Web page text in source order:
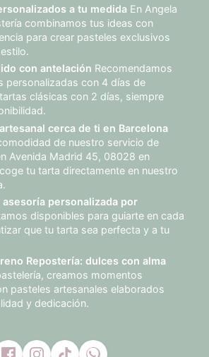
a tu medida En Angela
combinamos tus ideas con
para crear pasteles exclusivos
con antelación Recomendamos
personalizadas con 4 días de
clásicas con 2 días, siempre
cerca de ti en Barcelona
de nuestro servicio de
Avenida Madrid 45, 08028 en
tu tarta directamente en nuestro
asesoría personalizada por
disponibles para guiarte en cada
que tu tarta sea perfecta y a tu
Repostería: dulces con alma
creamos momentos
pasteles artesanales elaborados
y dedicación.